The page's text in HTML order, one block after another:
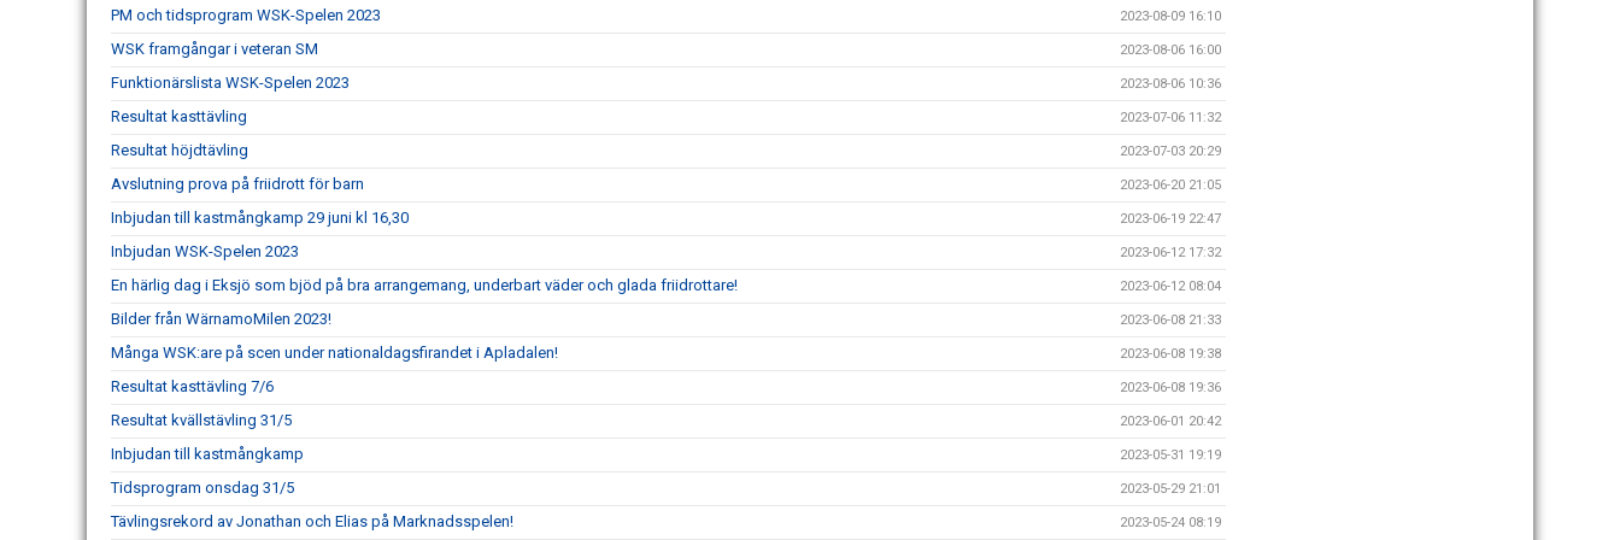
PM och tidsprogram WSK-Spelen 2023 2023-08-09 16:10
WSK framgångar i veteran SM 2023-08-06 16:00
Funktionärslista WSK-Spelen 2023 2023-08-06 10:36
Resultat kasttävling 2023-07-06 11:32
Resultat höjdtävling 2023-07-03 20:29
Avslutning prova på friidrott för barn 2023-06-20 21:05
Inbjudan till kastmångkamp 29 juni kl 16,30 2023-06-19 22:47
Inbjudan WSK-Spelen 2023 2023-06-12 17:32
En härlig dag i Eksjö som bjöd på bra arrangemang, underbart väder och glada friidrottare! 2023-06-12 08:04
Bilder från WärnamoMilen 2023! 2023-06-08 21:33
Många WSK:are på scen under nationaldagsfirandet i Apladalen! 2023-06-08 19:38
Resultat kasttävling 7/6 2023-06-08 19:36
Resultat kvällstävling 31/5 2023-06-01 20:42
Inbjudan till kastmångkamp 2023-05-31 19:19
Tidsprogram onsdag 31/5 2023-05-29 21:01
Tävlingsrekord av Jonathan och Elias på Marknadsspelen! 2023-05-24 08:19